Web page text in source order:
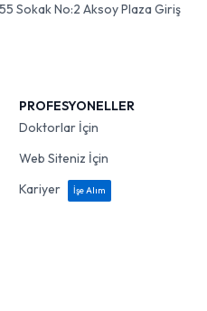
Sokak No:2 Aksoy Plaza Giriş
PROFESYONELLER
Doktorlar İçin
Web Siteniz İçin
Kariyer
İşe Alım